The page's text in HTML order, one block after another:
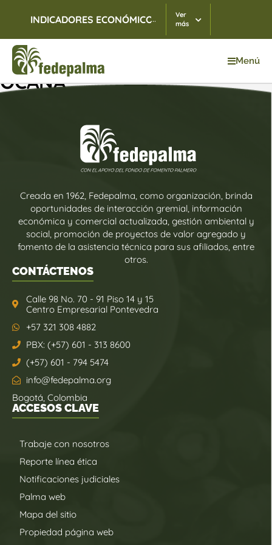
INDICADORES ECONÓMICOS TRM 07/08/2026
...
Ver
más
Menú
OCAÑA
Creada en 1962, Fedepalma, como organización, brinda
oportunidades de interacción gremial, información
económica y comercial actualizada, gestión ambiental y
social, promoción de proyectos de valor agregado y
fomento de la asistencia técnica para sus afiliados, entre
otros.
CONTÁCTENOS
Calle 98 No. 70 - 91 Piso 14 y 15
Centro Empresarial Pontevedra
+57 321 308 4882
PBX: (+57) 601 - 313 8600
(+57) 601 - 794 5474
info@fedepalma.org
Bogotá, Colombia
ACCESOS CLAVE
Trabaje con nosotros
Reporte línea ética
Notificaciones judiciales
Palma web
Mapa del sitio
Propiedad página web